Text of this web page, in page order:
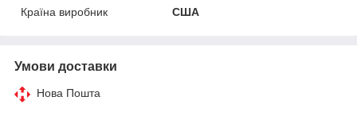
Країна виробник
США
Умови доставки
Нова Пошта